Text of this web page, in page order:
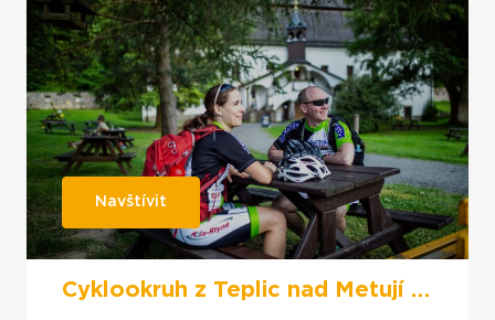
Navštívit
Cyklookruh z Teplic nad Metují přes Jívku a Stárkov